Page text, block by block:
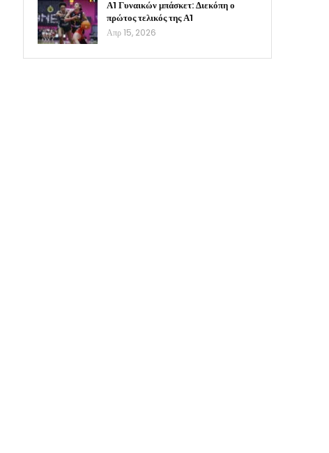
Α1 Γυναικών μπάσκετ: Διεκόπη ο
πρώτος τελικός της Α1
Απρ 15, 2026